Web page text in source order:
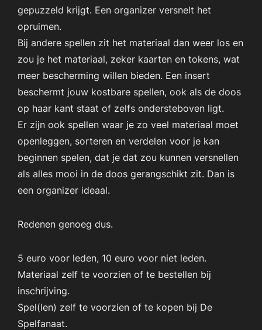
gepuzzeld krijgt. Een organizer versnelt het
opruimen.
Bij andere spellen zit het materiaal dan weer los en
zou je het materiaal, zeker kaarten en tokens, wat
meer bescherming willen bieden. Een insert
beschermt jouw kostbare spellen, ook als de doos
op haar kant staat of zelfs ondersteboven ligt.
Er zijn ook spellen waar je zo veel materiaal moet
openleggen, sorteren en verdelen voor je kan
beginnen spelen, dat je dat zou kunnen versnellen
als alles mooi in de doos gerangschikt zit. Dan is
een organizer ideaal.
Redenen genoeg dus.
5 euro voor leden, 10 euro voor niet leden.
Materiaal zelf te voorzien of te bestellen bij
inschrijving.
Spel(len) zelf te voorzien of te kopen bij De
Spelfanaat.